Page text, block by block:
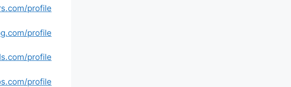
profile
profile
profile
profile